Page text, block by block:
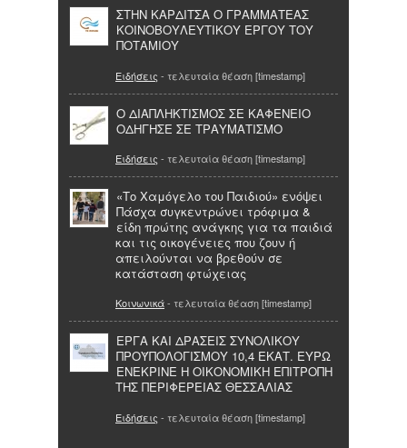
ΣΤΗΝ ΚΑΡΔΙΤΣΑ Ο ΓΡΑΜΜΑΤΕΑΣ
ΚΟΙΝΟΒΟΥΛΕΥΤΙΚΟΥ ΕΡΓΟΥ ΤΟΥ
ΠΟΤΑΜΙΟΥ
Ειδήσεις - τελευταία θέαση [timestamp]
Ο ΔΙΑΠΛΗΚΤΙΣΜΟΣ ΣΕ ΚΑΦΕΝΕΙΟ
ΟΔΗΓΗΣΕ ΣΕ ΤΡΑΥΜΑΤΙΣΜΟ
Ειδήσεις - τελευταία θέαση [timestamp]
«Το Χαμόγελο του Παιδιού» ενόψει
Πάσχα συγκεντρώνει τρόφιμα &
είδη πρώτης ανάγκης για τα παιδιά
και τις οικογένειες που ζουν ή
απειλούνται να βρεθούν σε
κατάσταση φτώχειας
Κοινωνικά- τελευταία θέαση [timestamp]
ΕΡΓΑ ΚΑΙ ΔΡΑΣΕΙΣ ΣΥΝΟΛΙΚΟΥ
ΠΡΟΫΠΟΛΟΓΙΣΜΟΥ 10,4 ΕΚΑΤ. ΕΥΡΩ
ΕΝΕΚΡΙΝΕ Η ΟΙΚΟΝΟΜΙΚΗ ΕΠΙΤΡΟΠΗ
ΤΗΣ ΠΕΡΙΦΕΡΕΙΑΣ ΘΕΣΣΑΛΙΑΣ
Ειδήσεις - τελευταία θέαση [timestamp]